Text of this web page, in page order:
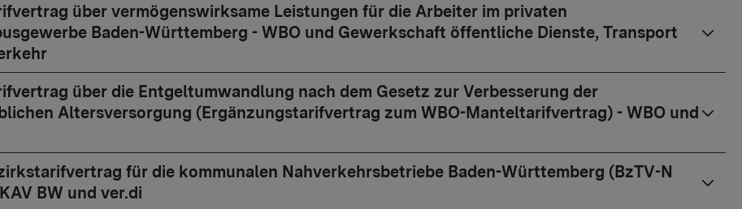
über vermögenswirksame Leistungen für die Arbeiter im privaten
Baden-Württemberg - WBO und Gewerkschaft öffentliche Dienste, Transport
über die Entgeltumwandlung nach dem Gesetz zur Verbesserung der
Altersversorgung (Ergänzungstarifvertrag zum WBO-Manteltarifvertrag) - WBO und
für die kommunalen Nahverkehrsbetriebe Baden-Württemberg (BzTV-N
BW und ver.di